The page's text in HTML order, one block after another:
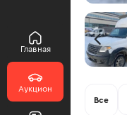
Главная
Аукцион
Все